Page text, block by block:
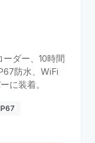
ダー、10時間
防水、WiFi
に装着。